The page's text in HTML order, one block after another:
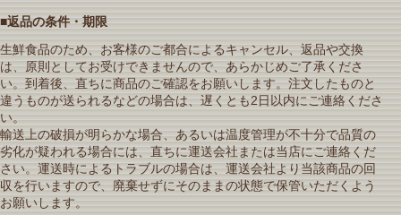
■返品の条件・期限
生鮮食品のため、お客様のご都合によるキャンセル、返品や交換
は、原則としてお受けできませんので、あらかじめご了承くださ
い。到着後、直ちに商品のご確認をお願いします。注文したものと
違うものが送られるなどの場合は、遅くとも2日以内にご連絡くださ
い。
輸送上の破損が明らかな場合、あるいは温度管理が不十分で品質の
劣化が疑われる場合には、直ちに運送会社または当店にご連絡くだ
さい。運送時によるトラブルの場合は、運送会社より当該商品の回
収を行いますので、廃棄せずにそのままの状態で保管いただくよう
お願いします。